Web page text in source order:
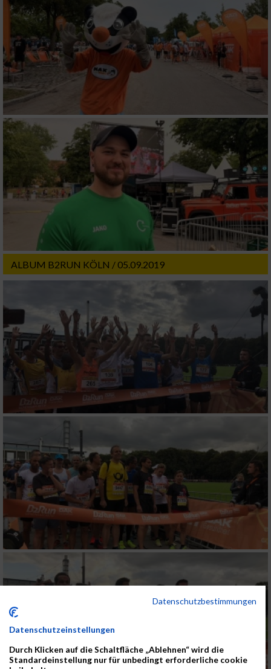
ALBUM B2RUN KÖLN / 05.09.2019
Datenschutzbestimmungen
Datenschutzeinstellungen
Durch Klicken auf die Schaltfläche „Ablehnen“ wird die
Standardeinstellung nur für unbedingt erforderliche cookie